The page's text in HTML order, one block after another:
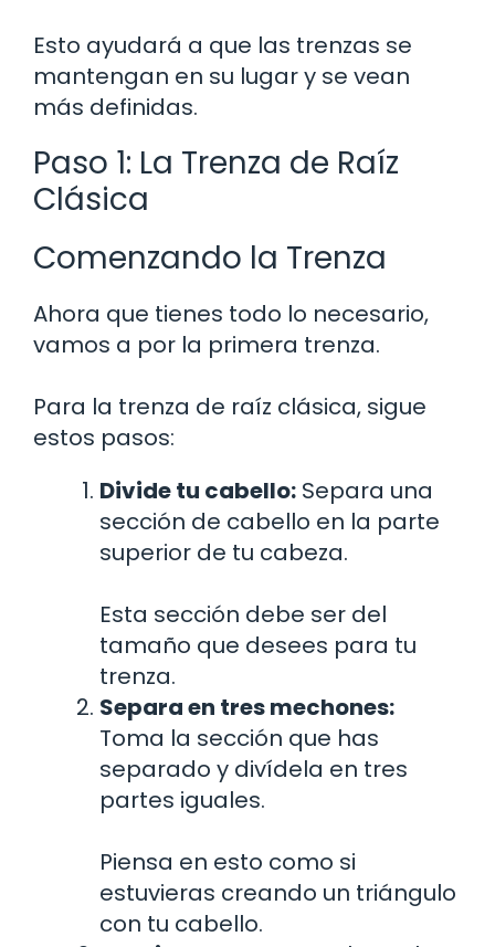
Esto ayudará a que las trenzas se
mantengan en su lugar y se vean
más definidas.
Paso 1: La Trenza de Raíz
Clásica
Comenzando la Trenza
Ahora que tienes todo lo necesario,
vamos a por la primera trenza.
Para la trenza de raíz clásica, sigue
estos pasos:
Divide tu cabello: Separa una
sección de cabello en la parte
superior de tu cabeza.
Esta sección debe ser del
tamaño que desees para tu
trenza.
Separa en tres mechones:
Toma la sección que has
separado y divídela en tres
partes iguales.
Piensa en esto como si
estuvieras creando un triángulo
con tu cabello.